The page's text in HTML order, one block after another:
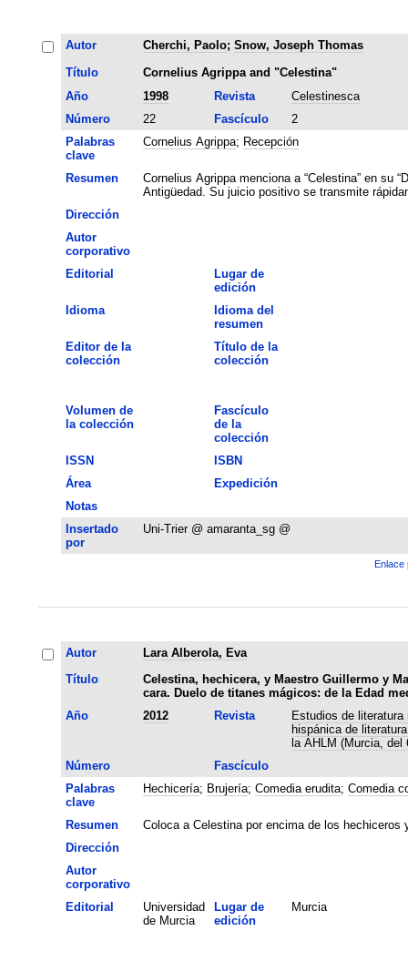
Autor Cherchi, Paolo; Snow, Joseph Thomas
Título
Cornelius Agrippa and "Celestina"
Año
1998 Revista
Celestinesca
Número
22 Fascículo
2
Palabras
clave
Cornelius Agrippa; Recepción
Resumen
Cornelius Agrippa menciona a “Celestina” en su
Antigüedad. Su juicio positivo se transmite
Dirección
Autor
corporativo
Editorial
Lugar de
edición
Idioma
Idioma del
resumen
Editor de la
colección
Título de la
colección
Volumen de
la colección
Fascículo
de la
colección
ISSN
ISBN
Área
Expedición
Notas
Insertado
por
Uni-Trier @ amaranta_sg @
Enlace
Autor
Lara Alberola, Eva
Título
Celestina, hechicera, y Maestro Guillermo y
cara. Duelo de titanes mágicos: de la Edad
Año
2012 Revista
Estudios de
hispánica de
la AHLM (Murcia,
Número
Fascículo
Palabras
clave
Hechicería; Brujería; Comedia erudita; Comedia
Resumen
Coloca a Celestina por encima de los
Dirección
Autor
corporativo
Editorial
Universidad
de Murcia
Lugar de
edición
Murcia